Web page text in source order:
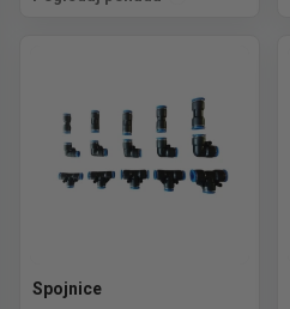
Spojnice